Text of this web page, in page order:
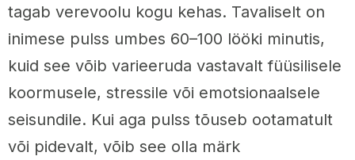
tagab verevoolu kogu kehas. Tavaliselt on
inimese pulss umbes 60–100 lööki minutis,
kuid see võib varieeruda vastavalt füüsilisele
koormusele, stressile või emotsionaalsele
seisundile. Kui aga pulss tõuseb ootamatult
või pidevalt, võib see olla märk